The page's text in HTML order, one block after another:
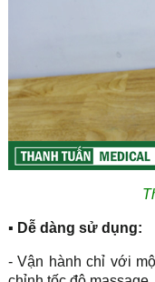
▪ Dễ dàng sử dụng:
- Vận hành chỉ với